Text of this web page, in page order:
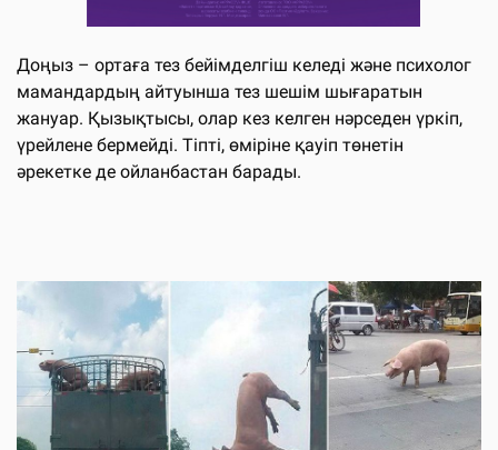
Доңыз – ортаға тез бейімделгіш келеді және психолог
мамандардың айтуынша тез шешім шығаратын
жануар. Қызықтысы, олар кез келген нәрседен үркіп,
үрейлене бермейді. Тіпті, өміріне қауіп төнетін
әрекетке де ойланбастан барады.